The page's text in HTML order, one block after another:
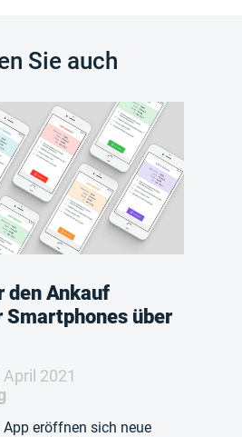
Sie auch
den Ankauf
Smartphones über
2021
App eröffnen sich neue